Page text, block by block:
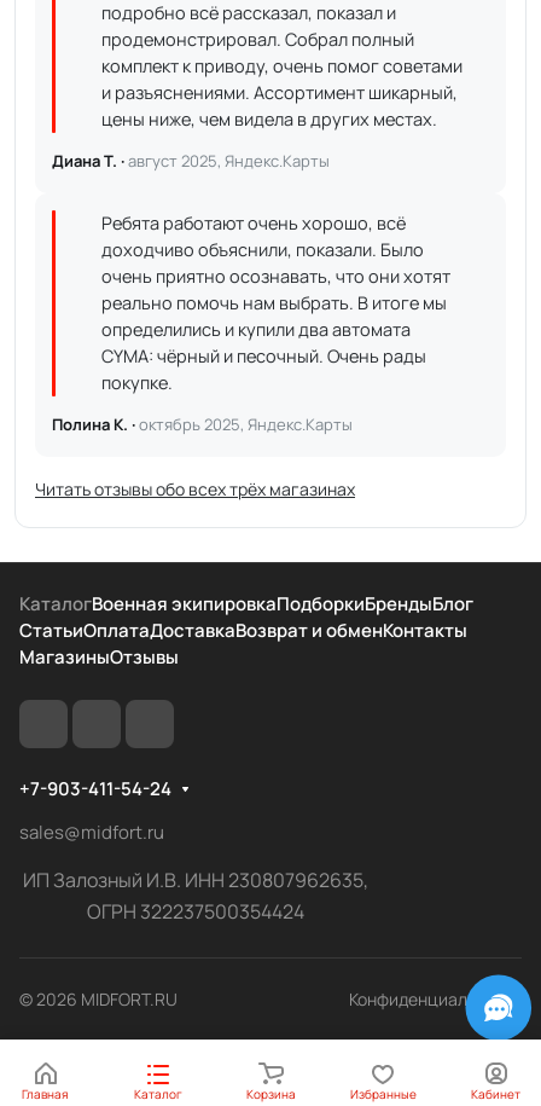
подробно всё рассказал, показал и
продемонстрировал. Собрал полный
комплект к приводу, очень помог советами
и разъяснениями. Ассортимент шикарный,
цены ниже, чем видела в других местах.
Диана Т. ·август 2025, Яндекс.Карты
Ребята работают очень хорошо, всё
доходчиво объяснили, показали. Было
очень приятно осознавать, что они хотят
реально помочь нам выбрать. В итоге мы
определились и купили два автомата
CYMA: чёрный и песочный. Очень рады
покупке.
Полина К. ·октябрь 2025, Яндекс.Карты
Читать отзывы обо всех трёх магазинах
КаталогВоенная экипировкаПодборкиБрендыБлог
СтатьиОплатаДоставкаВозврат и обменКонтакты
МагазиныОтзывы
+7-903-411-54-24
sales@midfort.ru
ИП Залозный И.В. ИНН 230807962635,
ОГРН 322237500354424
© 2026 MIDFORT.RU Конфиденциальность
Главная Каталог Корзина Избранные Кабинет